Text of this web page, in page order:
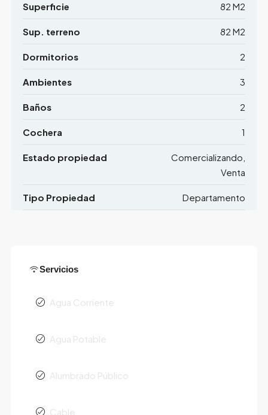
Superficie 82 M2
Sup. terreno 82 M2
Dormitorios 2
Ambientes 3
Baños 2
Cochera 1
Estado propiedad
Comercializando,
Venta
Tipo Propiedad Departamento
Servicios
Agua Corriente
Agua Potable
Alumbrado Público
Cable